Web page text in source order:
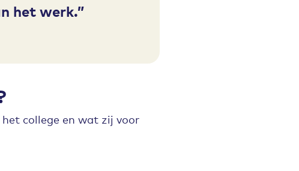
het werk.
college en wat zij voor